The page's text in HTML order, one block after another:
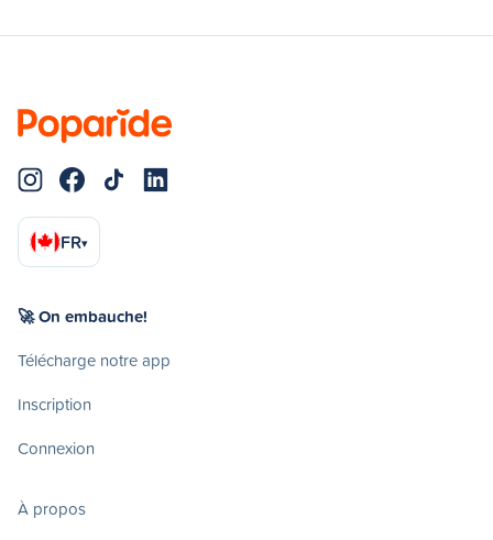
FR▾
🚀 On embauche!
Télécharge notre app
Inscription
Connexion
À propos